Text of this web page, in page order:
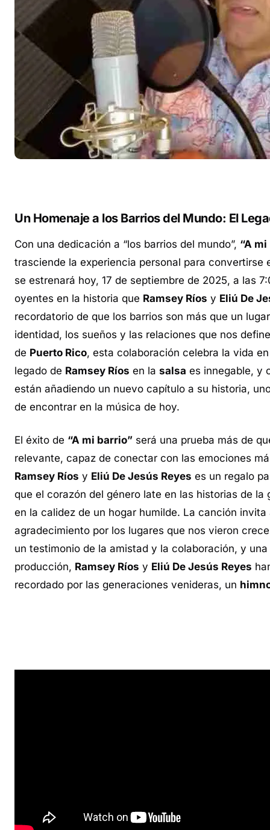
Un Homenaje a los Barrios del Mundo: El
Con una dedicación a “los barrios del mundo”, “A
trasciende la experiencia personal para convertirse
se estrenará hoy, 17 de septiembre de 2025, a las
oyentes en la historia que Ramsey Ríos y Eliú De
recordatorio de que los barrios son más que un
identidad, los sueños y las relaciones que nos
de Puerto Rico, esta colaboración celebra la vida
legado de Ramsey Ríos en la salsa es innegable, y
están añadiendo un nuevo capítulo a su historia,
de encontrar en la música de hoy.
El éxito de “A mi barrio” será una prueba más de
relevante, capaz de conectar con las emociones
Ramsey Ríos y Eliú De Jesús Reyes es un regalo
que el corazón del género late en las historias de
en la calidez de un hogar humilde. La canción
agradecimiento por los lugares que nos vieron
un testimonio de la amistad y la colaboración, y
producción, Ramsey Ríos y Eliú De Jesús Reyes
recordado por las generaciones venideras, un